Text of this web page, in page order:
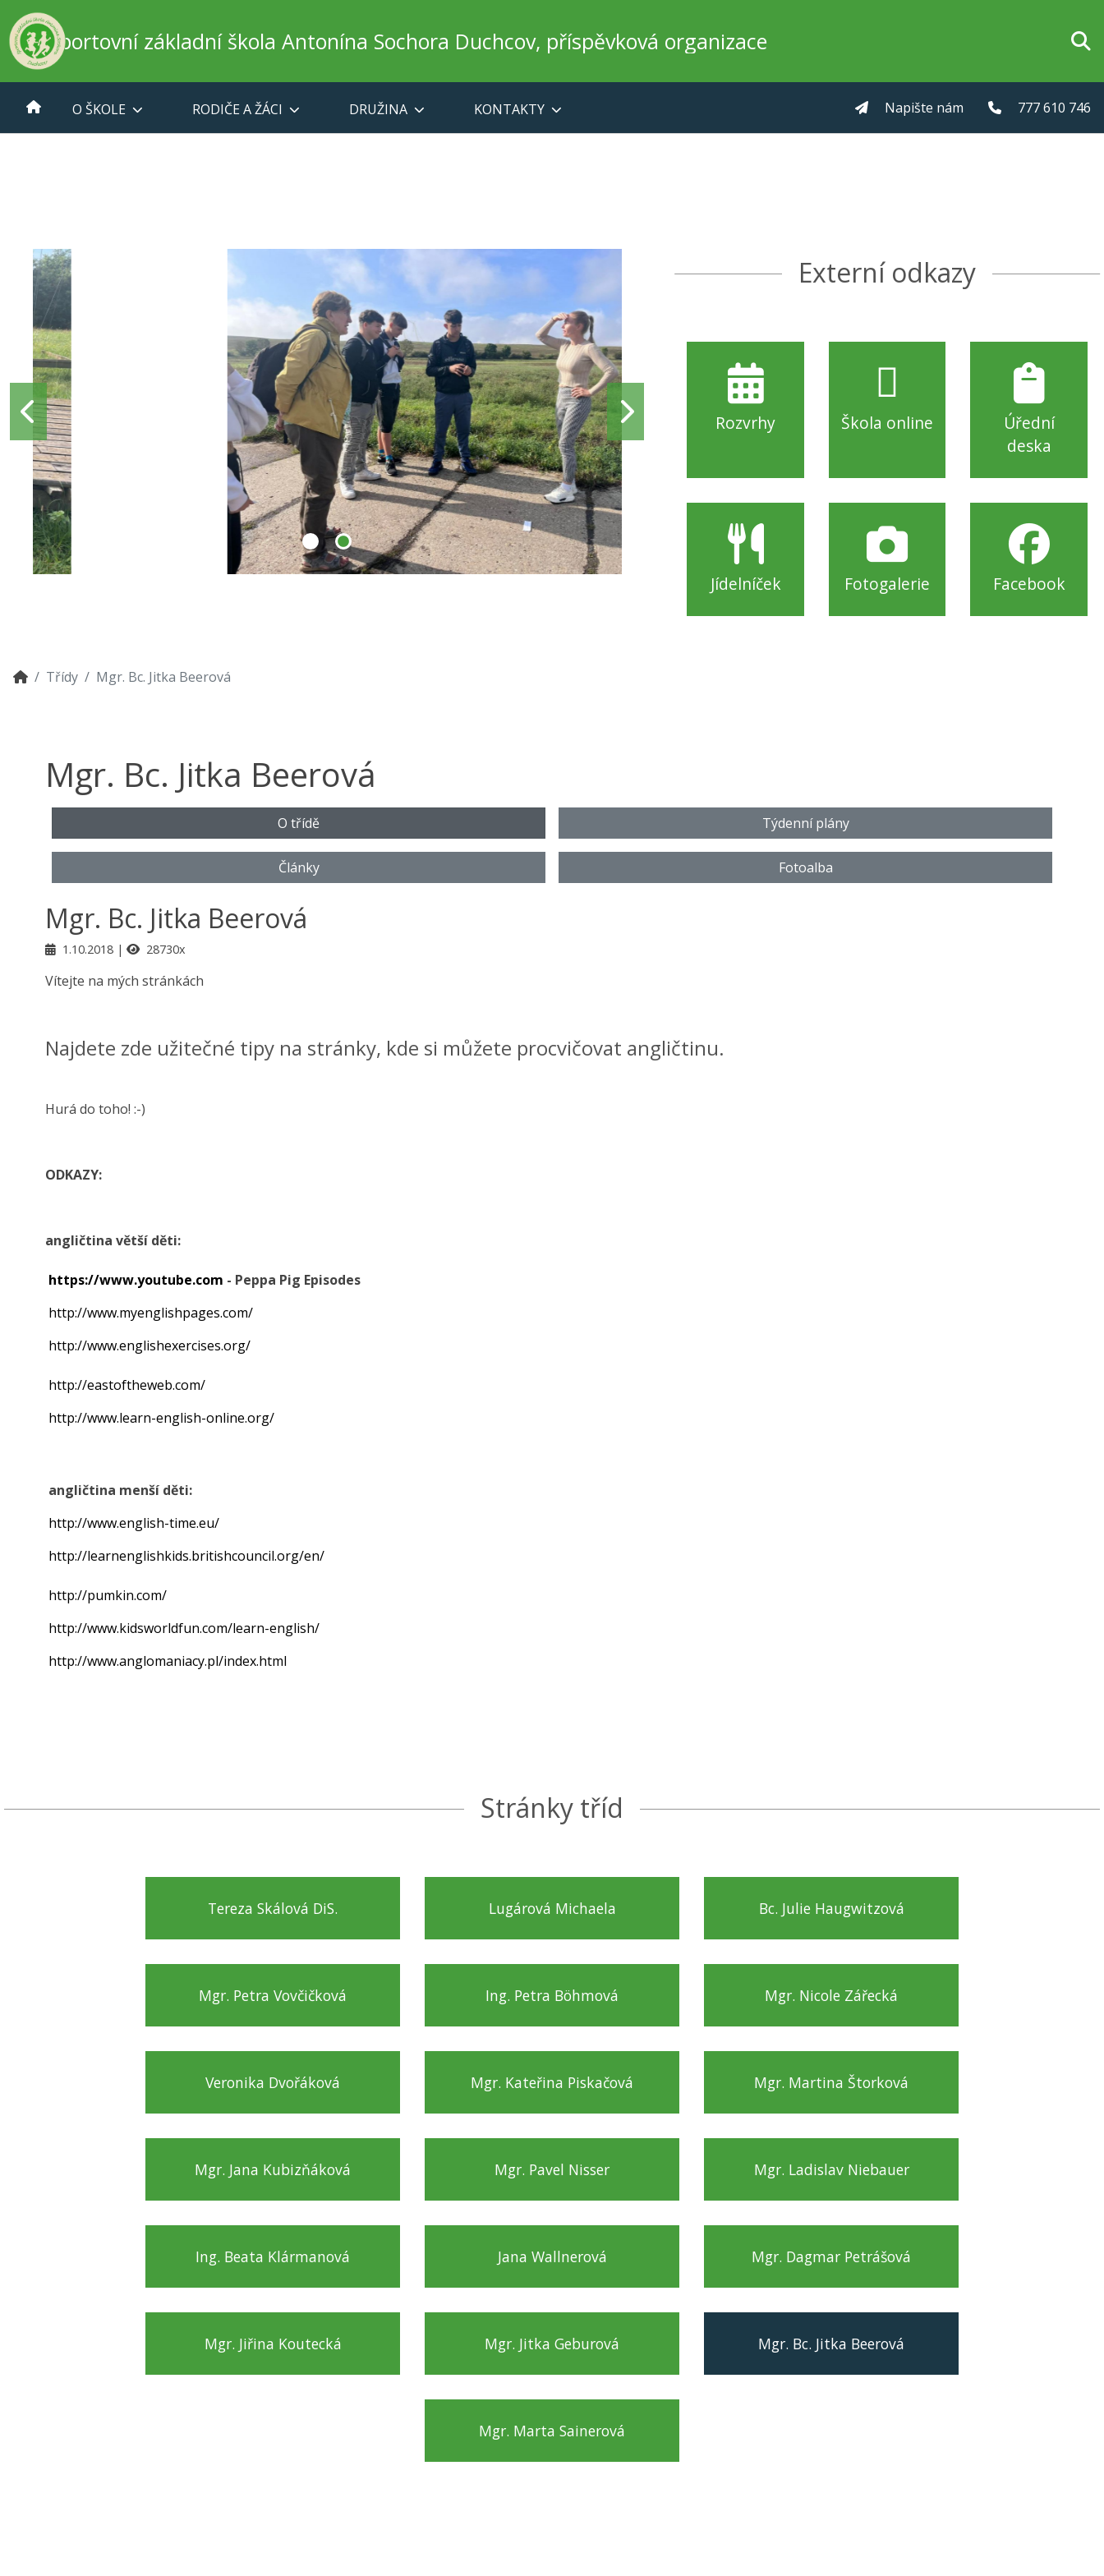
Sportovní základní škola Antonína Sochora Duchcov, příspěvková organizace
O ŠKOLE RODIČE A ŽÁCI DRUŽINA KONTAKTY Napište nám 777 610 746
Externí odkazy
Rozvrhy Škola online
Úřední
deska
Jídelníček Fotogalerie Facebook
Třídy Mgr. Bc. Jitka Beerová
Mgr. Bc. Jitka Beerová
O třídě Týdenní plány
Články Fotoalba
Mgr. Bc. Jitka Beerová
1.10.2018 28730x
Vítejte na mých stránkách
Najdete zde užitečné tipy na stránky, kde si můžete procvičovat angličtinu.
Hurá do toho! :-)
ODKAZY:
angličtina větší děti:
https://www.youtube.com - Peppa Pig Episodes
http://www.myenglishpages.com/
http://www.englishexercises.org/
http://eastoftheweb.com/
http://www.learn-english-online.org/
angličtina menší děti:
http://www.english-time.eu/
http://learnenglishkids.britishcouncil.org/en/
http://pumkin.com/
http://www.kidsworldfun.com/learn-english/
http://www.anglomaniacy.pl/index.html
Stránky tříd
Tereza Skálová DiS. Lugárová Michaela Bc. Julie Haugwitzová
Mgr. Petra Vovčičková Ing. Petra Böhmová Mgr. Nicole Zářecká
Veronika Dvořáková Mgr. Kateřina Piskačová Mgr. Martina Štorková
Mgr. Jana Kubizňáková Mgr. Pavel Nisser Mgr. Ladislav Niebauer
Ing. Beata Klármanová Jana Wallnerová Mgr. Dagmar Petrášová
Mgr. Jiřina Koutecká Mgr. Jitka Geburová Mgr. Bc. Jitka Beerová
Mgr. Marta Sainerová